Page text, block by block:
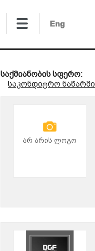
საქმიანობის სფერო:
საკონდიტრო
არ არის ლოგო